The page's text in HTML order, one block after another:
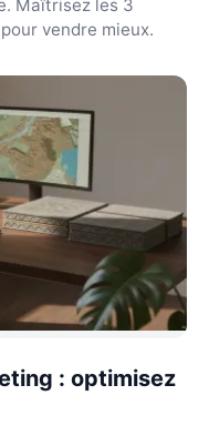
Maîtrisez les 3
vendre mieux.
: optimisez